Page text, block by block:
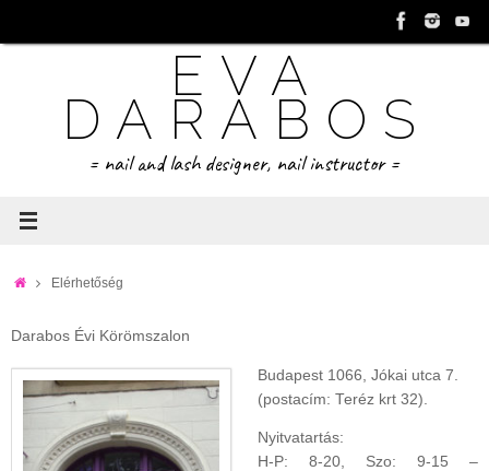
EVA
DARABOS
= nail and lash designer, nail instructor =
HomeElérhetőség
Darabos Évi Körömszalon
Budapest 1066, Jókai utca 7.
(postacím: Teréz krt 32).
Nyitvatartás:
H-P: 8-20, Szo: 9-15 –